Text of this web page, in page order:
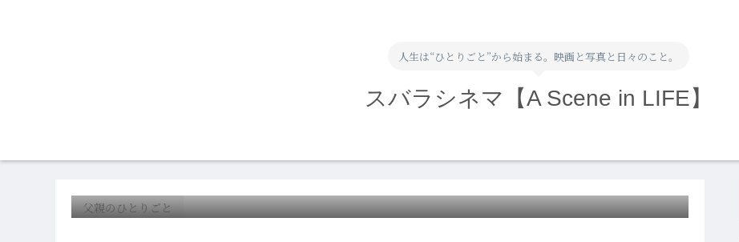
人生は“ひとりごと”から始まる。映画と写真と日々のこと。
スバラシネマ【A Scene in LIFE】
父親のひとりごと